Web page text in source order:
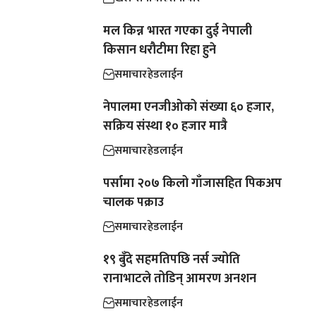
मल किन्न भारत गएका दुई नेपाली
किसान धरौटीमा रिहा हुने
समाचारहेडलाईन
नेपालमा एनजीओको संख्या ६० हजार,
सक्रिय संस्था १० हजार मात्रै
समाचारहेडलाईन
पर्सामा २०७ किलो गाँजासहित पिकअप
चालक पक्राउ
समाचारहेडलाईन
१९ बुँदे सहमतिपछि नर्स ज्योति
रानाभाटले तोडिन् आमरण अनशन
समाचारहेडलाईन